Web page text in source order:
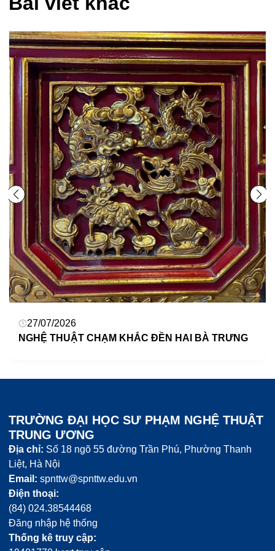
27/07/2026
NGHỆ THUẬT CHẠM KHẮC ĐỀN HAI BÀ TRƯNG
TRƯỜNG ĐẠI HỌC SƯ PHẠM NGHỆ THUẬT
TRUNG ƯƠNG
Địa chỉ: Số 18 ngõ 55 đường Trần Phú, Phường Thanh
Liệt, Hà Nội
Email: spnttw@spnttw.edu.vn
Điện thoại:
(84) 024.38544468
Đăng nhập hệ thống
Thống kê truy cập: